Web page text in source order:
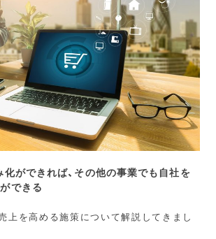
化ができれば、その他の事業でも自社を
できる
上を高める施策について解説してきまし